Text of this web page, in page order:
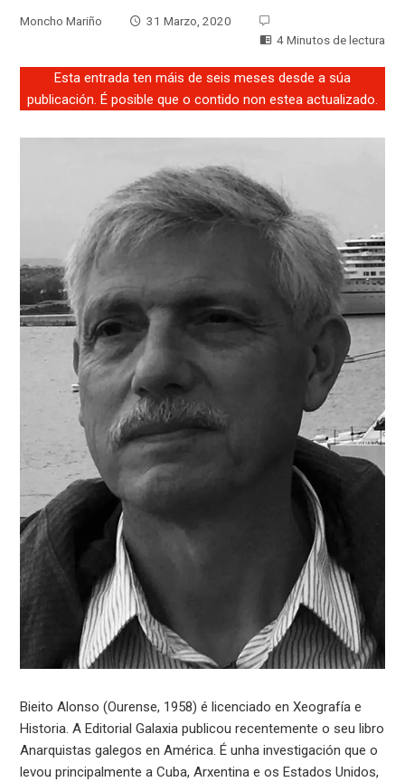
Moncho Mariño
31 Marzo, 2020
4 Minutos de lectura
Esta entrada ten máis de seis meses desde a súa
publicación. É posible que o contido non estea actualizado.
Bieito Alonso (Ourense, 1958) é licenciado en Xeografía e
Historia. A Editorial Galaxia publicou recentemente o seu libro
Anarquistas galegos en América. É unha investigación que o
levou principalmente a Cuba, Arxentina e os Estados Unidos,